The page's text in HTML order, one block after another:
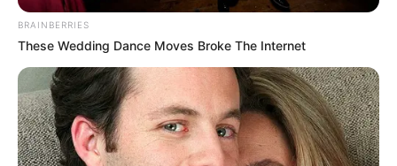
Sinopsis Toy Story 4,
Kelanjutan Kisah Woody
dan Teman Mainannya
Ugly Dolls, Film Animasi
Tentang Petualangan
BRAINBERRIES
These Wedding Dance Moves Broke The Internet